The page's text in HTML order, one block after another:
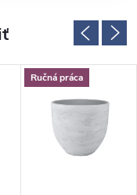
Ručná práca